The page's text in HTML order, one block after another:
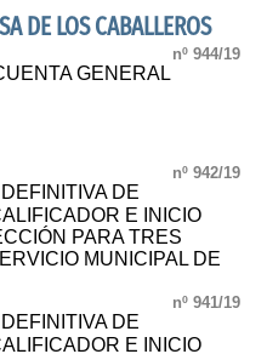
DE LOS CABALLEROS
nº 944/19
GENERAL
nº 942/19
DE
E INICIO
PARA TRES
MUNICIPAL DE
nº 941/19
DE
E INICIO